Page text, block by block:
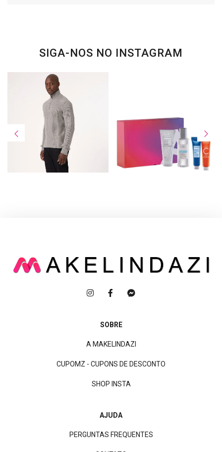
SIGA-NOS NO INSTAGRAM
SOBRE
A MAKELINDAZI
CUPOMZ - CUPONS DE DESCONTO
SHOP INSTA
AJUDA
PERGUNTAS FREQUENTES